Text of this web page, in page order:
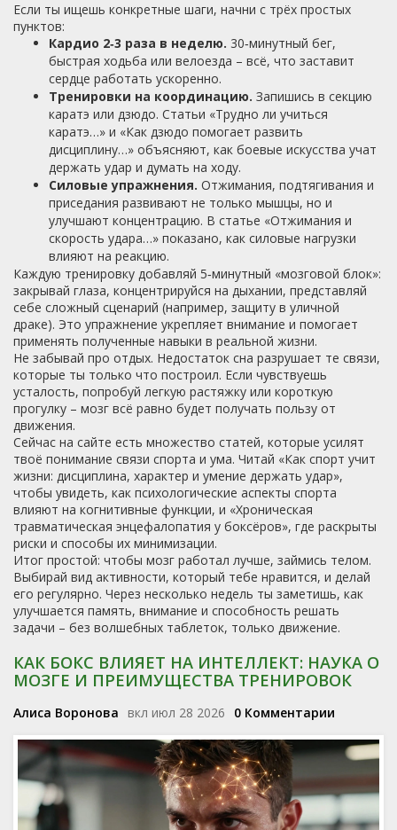
Если ты ищешь конкретные шаги, начни с трёх простых
пунктов:
Кардио 2‑3 раза в неделю. 30‑минутный бег,
быстрая ходьба или велоезда – всё, что заставит
сердце работать ускоренно.
Тренировки на координацию. Запишись в секцию
каратэ или дзюдо. Статьи «Трудно ли учиться
каратэ…» и «Как дзюдо помогает развить
дисциплину…» объясняют, как боевые искусства учат
держать удар и думать на ходу.
Силовые упражнения. Отжимания, подтягивания и
приседания развивают не только мышцы, но и
улучшают концентрацию. В статье «Отжимания и
скорость удара…» показано, как силовые нагрузки
влияют на реакцию.
Каждую тренировку добавляй 5‑минутный «мозговой блок»:
закрывай глаза, концентрируйся на дыхании, представляй
себе сложный сценарий (например, защиту в уличной
драке). Это упражнение укрепляет внимание и помогает
применять полученные навыки в реальной жизни.
Не забывай про отдых. Недостаток сна разрушает те связи,
которые ты только что построил. Если чувствуешь
усталость, попробуй легкую растяжку или короткую
прогулку – мозг всё равно будет получать пользу от
движения.
Сейчас на сайте есть множество статей, которые усилят
твоё понимание связи спорта и ума. Читай «Как спорт учит
жизни: дисциплина, характер и умение держать удар»,
чтобы увидеть, как психологические аспекты спорта
влияют на когнитивные функции, и «Хроническая
травматическая энцефалопатия у боксёров», где раскрыты
риски и способы их минимизации.
Итог простой: чтобы мозг работал лучше, займись телом.
Выбирай вид активности, который тебе нравится, и делай
его регулярно. Через несколько недель ты заметишь, как
улучшается память, внимание и способность решать
задачи – без волшебных таблеток, только движение.
КАК БОКС ВЛИЯЕТ НА ИНТЕЛЛЕКТ: НАУКА О
МОЗГЕ И ПРЕИМУЩЕСТВА ТРЕНИРОВОК
Алиса Воронова вкл июл 28 2026 0 Комментарии